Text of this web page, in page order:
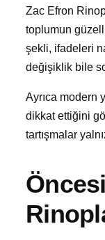
Zac Efron
toplumun
şekli, ifadeleri
değişiklik bile
Ayrıca modern
dikkat ettiğini
tartışmalar